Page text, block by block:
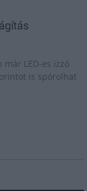
LED-es izzó
is spórolhat